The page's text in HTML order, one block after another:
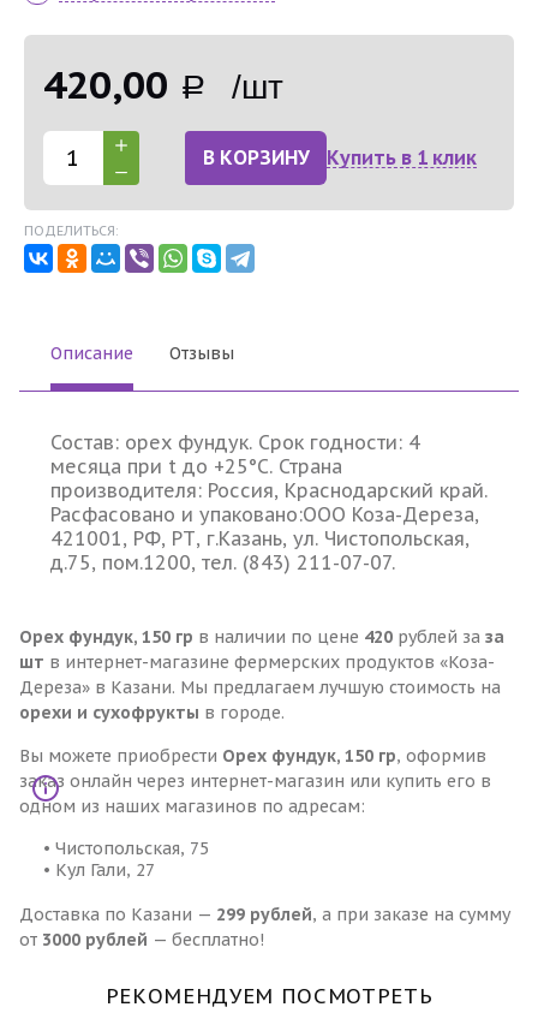
420,00 Р /шт
В КОРЗИНУ Купить в 1 клик
ПОДЕЛИТЬСЯ:
Описание Отзывы
Состав: орех фундук. Срок годности: 4
месяца при t до +25°С. Страна
производителя: Россия, Краснодарский край.
Расфасовано и упаковано:ООО Коза-Дереза,
421001, РФ, РТ, г.Казань, ул. Чистопольская,
д.75, пом.1200, тел. (843) 211-07-07.
Орех фундук, 150 гр в наличии по цене 420 рублей за за
шт в интернет-магазине фермерских продуктов «Коза-
Дереза» в Казани. Мы предлагаем лучшую стоимость на
орехи и сухофрукты в городе.
Вы можете приобрести Орех фундук, 150 гр, оформив
заказ онлайн через интернет-магазин или купить его в
одном из наших магазинов по адресам:
• Чистопольская, 75
• Кул Гали, 27
Доставка по Казани — 299 рублей, а при заказе на сумму
от 3000 рублей — бесплатно!
РЕКОМЕНДУЕМ ПОСМОТРЕТЬ